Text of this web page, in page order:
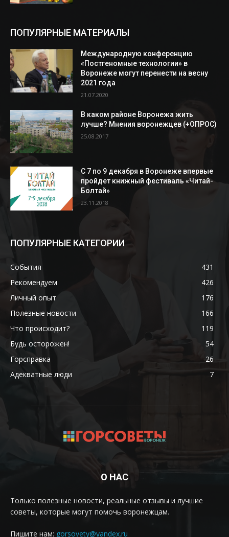
ПОПУЛЯРНЫЕ МАТЕРИАЛЫ
Международную конференцию
«Постгеномные технологии» в
Воронеже могут перенести на весну
2021 года
21.07.2020
В каком районе Воронежа жить
лучше? Мнения воронежцев (+ОПРОС)
25.08.2017
С 7 по 9 декабря в Воронеже впервые
пройдет книжный фестиваль «Читай-
Болтай»
23.11.2018
ПОПУЛЯРНЫЕ КАТЕГОРИИ
События
431
Рекомендуем
426
Личный опыт
176
Полезные новости
166
Что происходит?
119
Будь осторожен!
54
Горсправка
26
Адекватные люди
7
О НАС
Только полезные новости, реальные отзывы и лучшие
советы, которые могут помочь воронежцам.
Пишите нам: gorsovety@yandex.ru